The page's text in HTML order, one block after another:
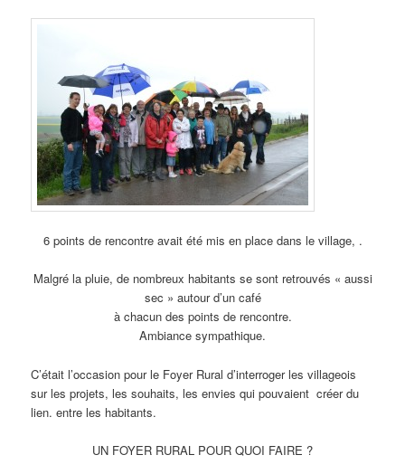
6 points de rencontre avait été mis en place dans le village, .
Malgré la pluie, de nombreux habitants se sont retrouvés « aussi
sec » autour d’un café
à chacun des points de rencontre.
Ambiance sympathique.
C’était l’occasion pour le Foyer Rural d’interroger les villageois
sur les projets, les souhaits, les envies qui pouvaient créer du
lien. entre les habitants.
UN FOYER RURAL POUR QUOI FAIRE ?